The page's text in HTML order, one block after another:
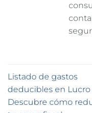
Listado de gastos
deducibles en Lucro
Descubre cómo